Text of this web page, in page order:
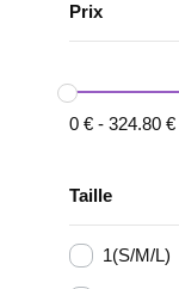
Prix
0 € - 324.80 €
Taille
1(S/M/L)